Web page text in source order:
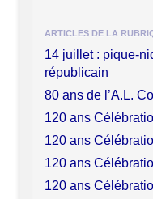
ARTICLES DE LA
14 juillet : pique-
républicain
80 ans de l’A.L.
120 ans
120 ans
120 ans
120 ans